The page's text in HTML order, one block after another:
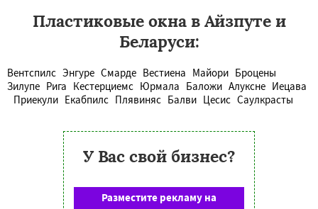
Пластиковые окна в Айзпуте и
Беларуси:
Вентспилс Энгуре Смарде Вестиена Майори Броцены
Зилупе Рига Кестерциемс Юрмала Баложи Алуксне Иецава
Приекули Екабпилс Плявиняс Балви Цесис Саулкрасты
У Вас свой бизнес?
Разместите рекламу на